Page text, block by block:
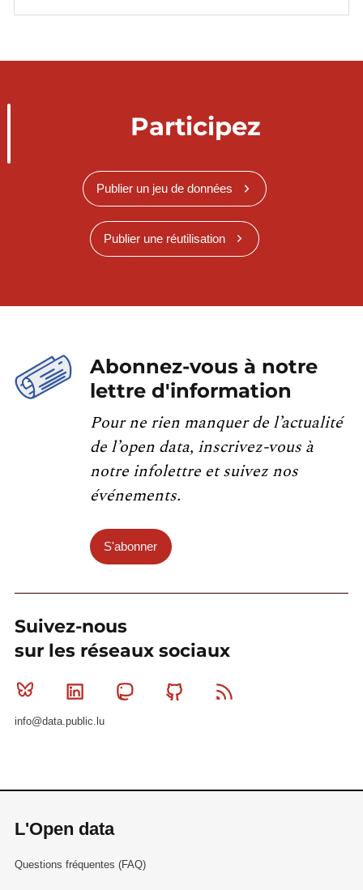
Participez
Publier un jeu de données
Publier une réutilisation
Abonnez-vous à notre
lettre d'information
Pour ne rien manquer de l’actualité
de l’open data, inscrivez-vous à
notre infolettre et suivez nos
événements.
S'abonner
Suivez-nous
sur les réseaux sociaux
Bluesky Linkedin MastodonGithub
info@data.public.lu
L'Open data
Questions fréquentes (FAQ)